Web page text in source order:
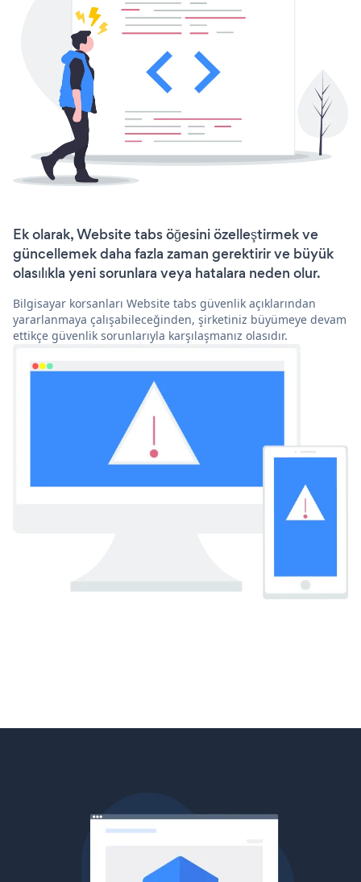
Ek olarak, Website tabs öğesini özelleştirmek ve
güncellemek daha fazla zaman gerektirir ve büyük
olasılıkla yeni sorunlara veya hatalara neden olur.
Bilgisayar korsanları Website tabs güvenlik açıklarından
yararlanmaya çalışabileceğinden, şirketiniz büyümeye devam
ettikçe güvenlik sorunlarıyla karşılaşmanız olasıdır.